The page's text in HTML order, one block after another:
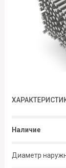
Наличие
Диаметр